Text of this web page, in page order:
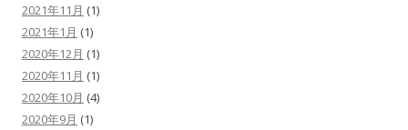
2021年11月 (1)
2021年1月 (1)
2020年12月 (1)
2020年11月 (1)
2020年10月 (4)
2020年9月 (1)